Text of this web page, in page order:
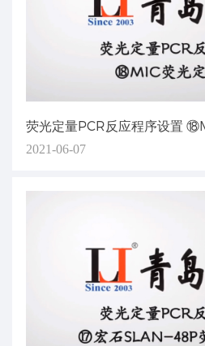
荧光定量PCR反应程序设置
2021-06-07